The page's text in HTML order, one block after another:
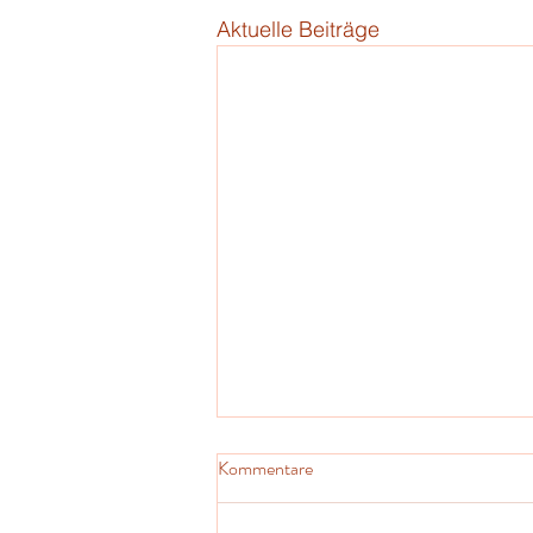
Aktuelle Beiträge
Kommentare